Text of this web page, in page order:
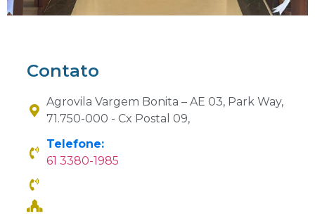
Contato
Agrovila Vargem Bonita – AE 03, Park Way,
71.750-000 - Cx Postal 09,
Telefone:
61 3380-1985